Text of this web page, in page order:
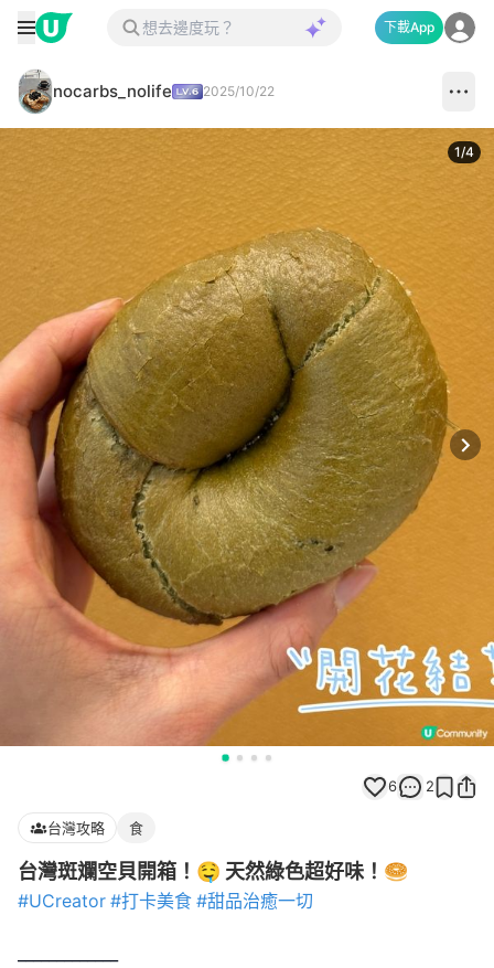
下載App
nocarbs_nolife 2025/10/22
1/4
6 2
台灣攻略 食
台灣斑斕空貝開箱！🤤 天然綠色超好味！🥯
#UCreator #打卡美食 #甜品治癒一切